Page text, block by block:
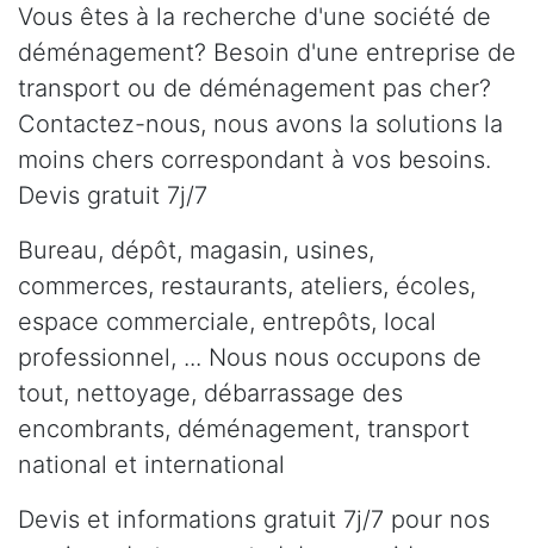
Vous êtes à la recherche d'une société de
déménagement? Besoin d'une entreprise de
transport ou de déménagement pas cher?
Contactez-nous, nous avons la solutions la
moins chers correspondant à vos besoins.
Devis gratuit 7j/7
Bureau, dépôt, magasin, usines,
commerces, restaurants, ateliers, écoles,
espace commerciale, entrepôts, local
professionnel, ... Nous nous occupons de
tout, nettoyage, débarrassage des
encombrants, déménagement, transport
national et international
Devis et informations gratuit 7j/7 pour nos